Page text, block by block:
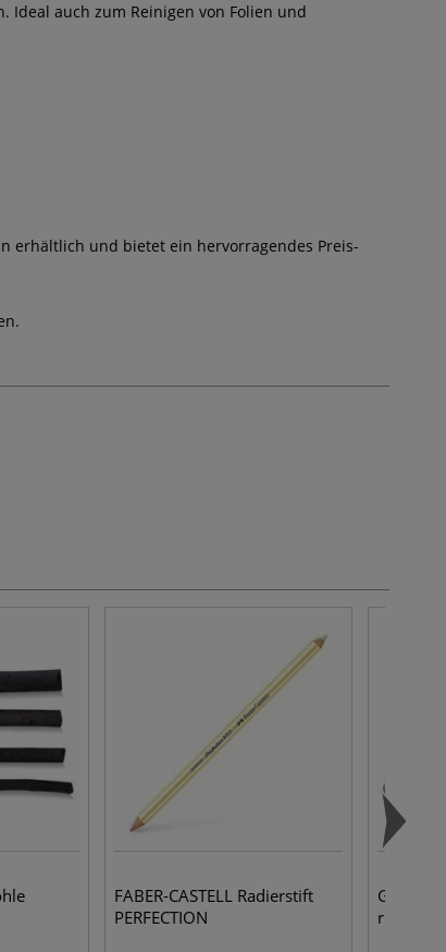
Ideal auch zum Reinigen von Folien und
erhältlich und bietet ein hervorragendes Preis-
FABER-CASTELL Radierstift
PERFECTION
rund